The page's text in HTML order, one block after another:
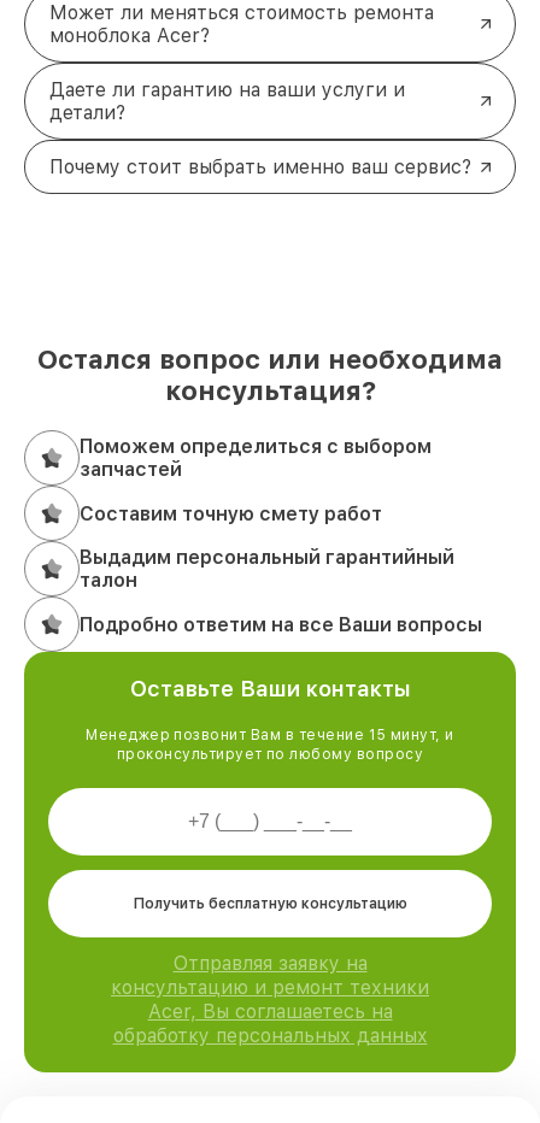
Может ли меняться стоимость ремонта
моноблока Acer?
Даете ли гарантию на ваши услуги и
детали?
Почему стоит выбрать именно ваш сервис?
Остался вопрос или необходима
консультация?
Поможем определиться с выбором
запчастей
Составим точную смету работ
Выдадим персональный гарантийный
талон
Подробно ответим на все Ваши вопросы
Оставьте Ваши контакты
Менеджер позвонит Вам в течение 15 минут, и
проконсультирует по любому вопросу
Получить бесплатную консультацию
Отправляя заявку на
консультацию и ремонт техники
Acer, Вы соглашаетесь на
обработку персональных данных